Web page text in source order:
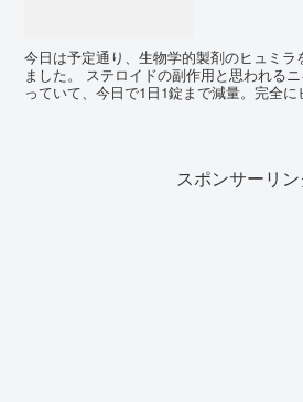
今日は予定通り、生物学的製剤のヒュミラ
ました。 ステロイドの副作用と思われる
っていて、今日で1日1錠まで減量。完全
方向へシフトしていくことになりました
スポンサーリン